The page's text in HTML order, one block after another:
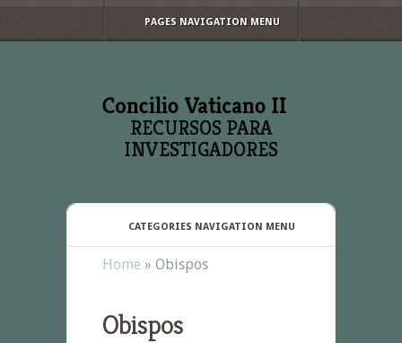
PAGES NAVIGATION MENU
RECURSOS PARA
INVESTIGADORES
CATEGORIES NAVIGATION MENU
Home » Obispos
Obispos